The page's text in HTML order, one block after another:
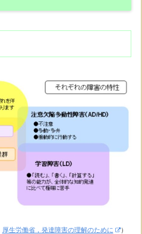
厚生労働省，発達障害の理解のために ）